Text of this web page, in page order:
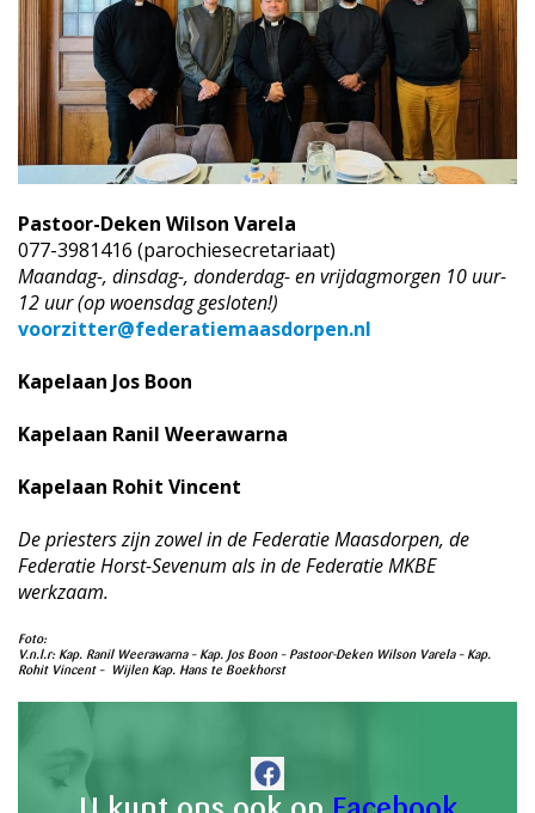
Pastoor-Deken Wilson Varela
077-3981416 (parochiesecretariaat)
Maandag-, dinsdag-, donderdag- en vrijdagmorgen 10 uur-
12 uur (op woensdag gesloten!)
voorzitter@federatiemaasdorpen.nl
Kapelaan Jos Boon
Kapelaan Ranil Weerawarna
Kapelaan Rohit Vincent
De priesters zijn zowel in de Federatie Maasdorpen, de
Federatie Horst-Sevenum als in de Federatie MKBE
werkzaam.
Foto:
V.n.l.r: Kap. Ranil Weerawarna – Kap. Jos Boon – Pastoor-Deken Wilson Varela – Kap.
Rohit Vincent – Wijlen Kap. Hans te Boekhorst